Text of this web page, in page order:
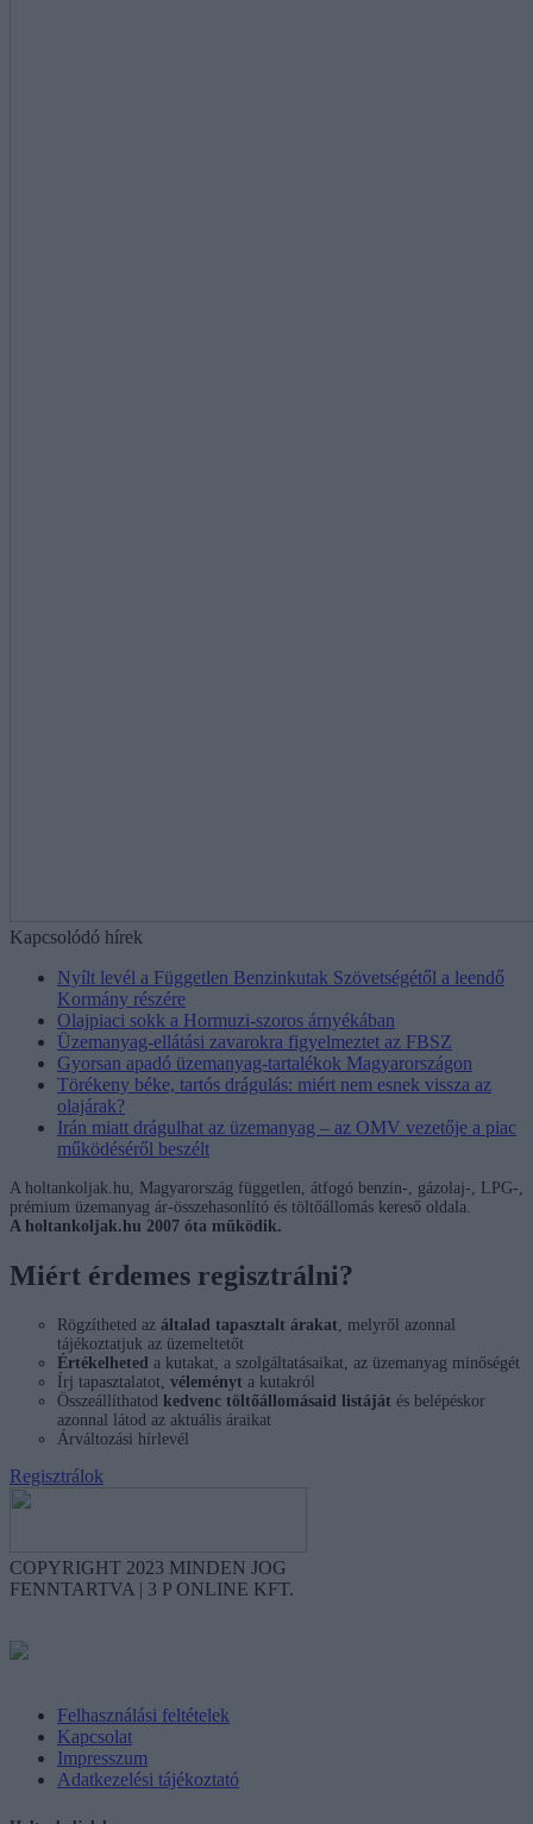
Kapcsolódó hírek
Nyílt levél a Független Benzinkutak Szövetségétől a leendő
Kormány részére
Olajpiaci sokk a Hormuzi-szoros árnyékában
Üzemanyag-ellátási zavarokra figyelmeztet az FBSZ
Gyorsan apadó üzemanyag-tartalékok Magyarországon
Törékeny béke, tartós drágulás: miért nem esnek vissza az
olajárak?
Irán miatt drágulhat az üzemanyag – az OMV vezetője a piac
működéséről beszélt
A holtankoljak.hu, Magyarország független, átfogó benzin-, gázolaj-, LPG-,
prémium üzemanyag ár-összehasonlító és töltőállomás kereső oldala.
A holtankoljak.hu 2007 óta működik.
Miért érdemes regisztrálni?
Rögzítheted az általad tapasztalt árakat , melyről azonnal
tájékoztatjuk az üzemeltetőt
Értékelheted a kutakat, a szolgáltatásaikat, az üzemanyag minőségét
Írj tapasztalatot, véleményt a kutakról
Összeállíthatod kedvenc töltőállomásaid listáját és belépéskor
azonnal látod az aktuális áraikat
Árváltozási hírlevél
Regisztrálok
COPYRIGHT 2023 MINDEN JOG
FENNTARTVA | 3 P ONLINE KFT.
Felhasználási feltételek
Kapcsolat
Impresszum
Adatkezelési tájékoztató